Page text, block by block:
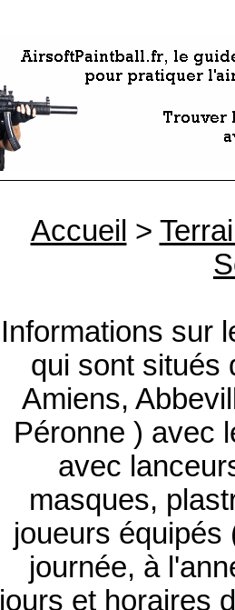
Accueil >
Informations sur
qui sont situés
Amiens,
Péronne ) avec
avec
masques,
joueurs équipés
journée, à
jours et horaires